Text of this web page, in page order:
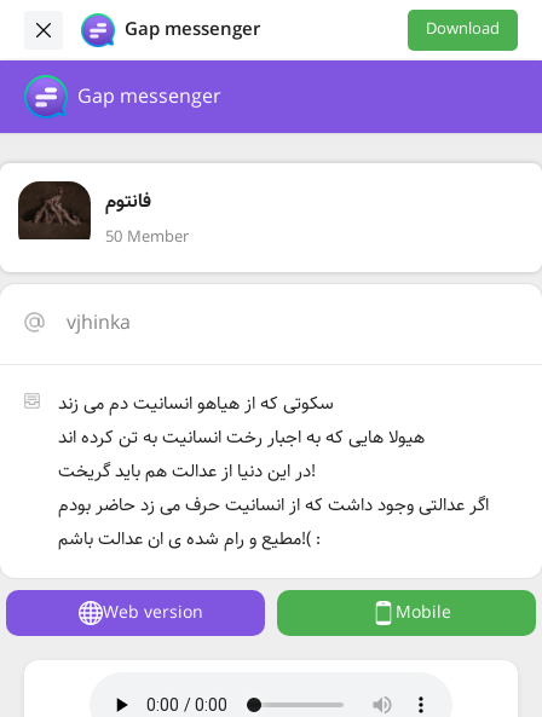
Gap messenger Download
Gap messenger
فانتوم
50 Member
vjhinka
سکوتی که از هیاهو انسانیت دم می زند
هیولا هایی که به اجبار رخت انسانیت به تن کرده اند
در این دنیا از عدالت هم باید گریخت!
اگر عدالتی وجود داشت که از انسانیت حرف می زد حاضر بودم
مطیع و رام شده ی ان عدالت باشم!( :
Web version Mobile